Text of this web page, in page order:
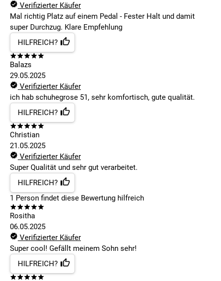
Verifizierter Käufer
Mal richtig Platz auf einem Pedal - Fester Halt und damit
super Durchzug. Klare Empfehlung
HILFREICH?
Balazs
29.05.2025
Verifizierter Käufer
ich hab schuhegrose 51, sehr komfortisch, gute qualität.
HILFREICH?
Christian
21.05.2025
Verifizierter Käufer
Super Qualität und sehr gut verarbeitet.
HILFREICH?
1 Person findet diese Bewertung hilfreich
Rositha
06.05.2025
Verifizierter Käufer
Super cool! Gefällt meinem Sohn sehr!
HILFREICH?